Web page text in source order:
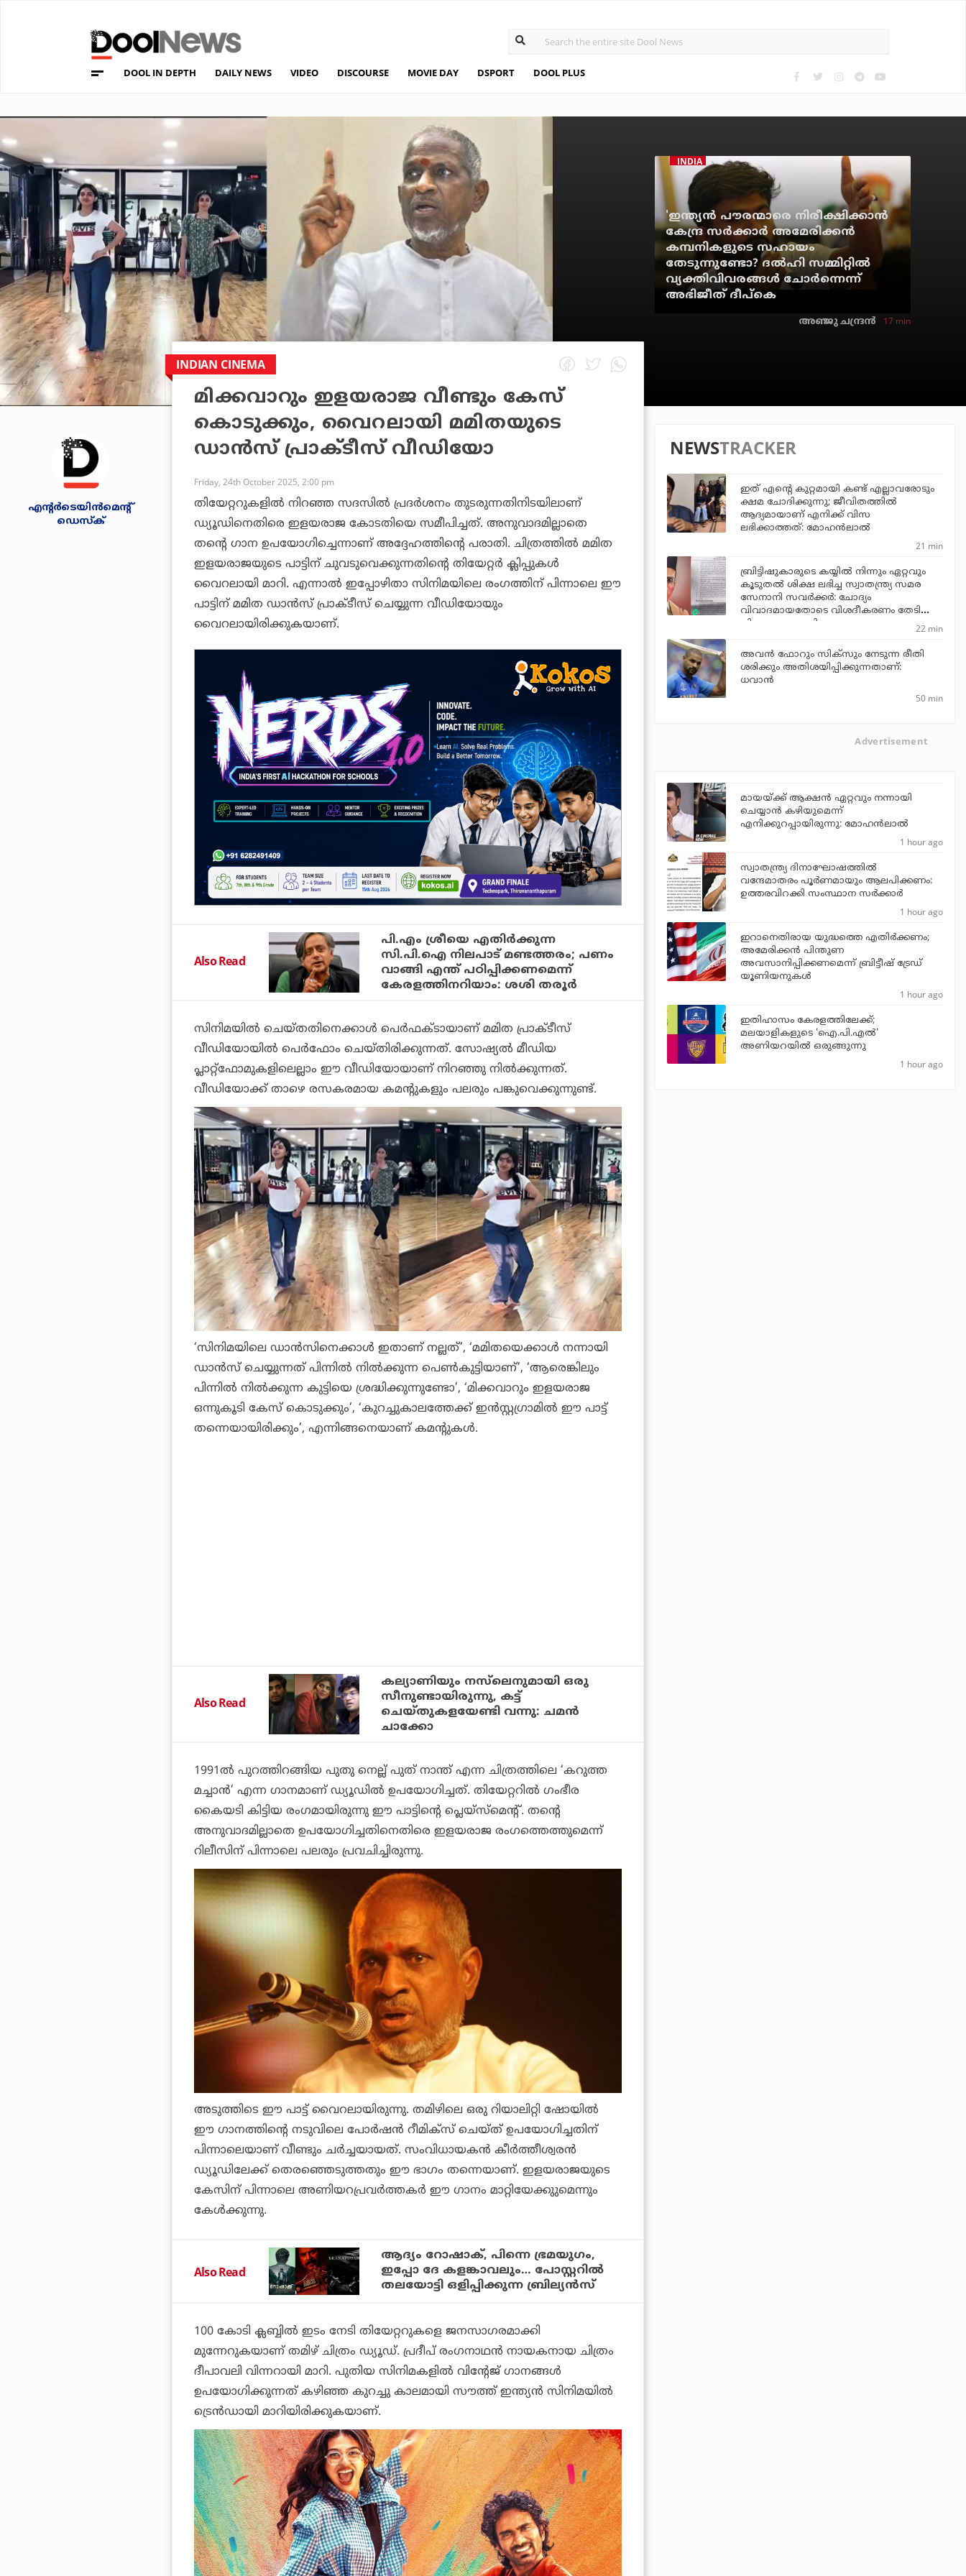
DOOL IN DEPTH DAILY NEWS VIDEO DISCOURSE MOVIE DAY DSPORT DOOL PLUS
INDIA
'ഇന്ത്യന്‍ പൗരന്മാരെ നിരീക്ഷിക്കാന്‍
കേന്ദ്ര സര്‍ക്കാര്‍ അമേരിക്കന്‍
കമ്പനികളുടെ സഹായം
തേടുന്നുണ്ടോ? ദല്‍ഹി സമ്മിറ്റില്‍
വ്യക്തിവിവരങ്ങള്‍ ചോര്‍ന്നെന്ന്
അഭിജീത് ദീപ്‌കെ
അഞ്ജു ചന്ദ്രന്‍ 17 min
എന്റര്‍ടെയിന്‍മെന്റ്
ഡെസ്‌ക്
INDIAN CINEMA
മിക്കവാറും ഇളയരാജ വീണ്ടും കേസ്
കൊടുക്കും, വൈറലായി മമിതയുടെ
ഡാന്‍സ് പ്രാക്ടീസ് വീഡിയോ
Friday, 24th October 2025, 2:00 pm
തിയേറ്ററുകളില്‍ നിറഞ്ഞ സദസില്‍ പ്രദര്‍ശനം തുടരുന്നതിനിടയിലാണ്
ഡ്യൂഡിനെതിരെ ഇളയരാജ കോടതിയെ സമീപിച്ചത്. അനുവാദമില്ലാതെ
തന്റെ ഗാന ഉപയോഗിച്ചെന്നാണ് അദ്ദേഹത്തിന്റെ പരാതി. ചിത്രത്തില്‍ മമിത
ഇളയരാജയുടെ പാട്ടിന് ചുവടുവെക്കുന്നതിന്റെ തിയേറ്റര്‍ ക്ലിപ്പുകള്‍
വൈറലായി മാറി. എന്നാല്‍ ഇപ്പോഴിതാ സിനിമയിലെ രംഗത്തിന് പിന്നാലെ ഈ
പാട്ടിന് മമിത ഡാന്‍സ് പ്രാക്ടീസ് ചെയ്യുന്ന വീഡിയോയും
വൈറലായിരിക്കുകയാണ്.
Also Read
പി.എം ശ്രീയെ എതിര്‍ക്കുന്ന
സി.പി.ഐ നിലപാട് മണ്ടത്തരം; പണം
വാങ്ങി എന്ത് പഠിപ്പിക്കണമെന്ന്
കേരളത്തിനറിയാം: ശശി തരൂര്‍
സിനിമയില്‍ ചെയ്തതിനെക്കാള്‍ പെര്‍ഫക്ടായാണ് മമിത പ്രാക്ടീസ്
വീഡിയോയില്‍ പെര്‍ഫോം ചെയ്തിരിക്കുന്നത്. സോഷ്യല്‍ മീഡിയ
പ്ലാറ്റ്‌ഫോമുകളിലെല്ലാം ഈ വീഡിയോയാണ് നിറഞ്ഞു നില്‍ക്കുന്നത്.
വീഡിയോക്ക് താഴെ രസകരമായ കമന്റുകളും പലരും പങ്കുവെക്കുന്നുണ്ട്.
‘സിനിമയിലെ ഡാന്‍സിനെക്കാള്‍ ഇതാണ് നല്ലത്’, ‘മമിതയെക്കാള്‍ നന്നായി
ഡാന്‍സ് ചെയ്യുന്നത് പിന്നില്‍ നില്‍ക്കുന്ന പെണ്‍കുട്ടിയാണ്’, ‘ആരെങ്കിലും
പിന്നില്‍ നില്‍ക്കുന്ന കുട്ടിയെ ശ്രദ്ധിക്കുന്നുണ്ടോ’, ‘മിക്കവാറും ഇളയരാജ
ഒന്നുകൂടി കേസ് കൊടുക്കും’, ‘കുറച്ചുകാലത്തേക്ക് ഇന്‍സ്റ്റഗ്രാമില്‍ ഈ പാട്ട്
തന്നെയായിരിക്കും’, എന്നിങ്ങനെയാണ് കമന്റുകള്‍.
Also Read
കല്യാണിയും നസ്‌ലെനുമായി ഒരു
സീനുണ്ടായിരുന്നു, കട്ട്
ചെയ്തുകളയേണ്ടി വന്നു: ചമന്‍
ചാക്കോ
1991ല്‍ പുറത്തിറങ്ങിയ പുതു നെല്ല് പുത് നാന്ത്എന്ന ചിത്രത്തിലെ ‘കറുത്ത
മച്ചാന്‍’ എന്ന ഗാനമാണ് ഡ്യൂഡില്‍ ഉപയോഗിച്ചത്. തിയേറ്ററില്‍ ഗംഭീര
കൈയടി കിട്ടിയ രംഗമായിരുന്നു ഈ പാട്ടിന്റെ പ്ലെയ്‌സ്‌മെന്റ്. തന്റെ
അനുവാദമില്ലാതെ ഉപയോഗിച്ചതിനെതിരെ ഇളയരാജ രംഗത്തെത്തുമെന്ന്
റിലീസിന് പിന്നാലെ പലരും പ്രവചിച്ചിരുന്നു.
അടുത്തിടെ ഈ പാട്ട് വൈറലായിരുന്നു. തമിഴിലെ ഒരു റിയാലിറ്റി ഷോയില്‍
ഈ ഗാനത്തിന്റെ നടുവിലെ പോര്‍ഷന്‍ റീമിക്‌സ് ചെയ്ത് ഉപയോഗിച്ചതിന്
പിന്നാലെയാണ് വീണ്ടും ചര്‍ച്ചയായത്. സംവിധായകന്‍ കീര്‍ത്തീശ്വരന്‍
ഡ്യൂഡിലേക്ക് തെരഞ്ഞെടുത്തതും ഈ ഭാഗം തന്നെയാണ്. ഇളയരാജയുടെ
കേസിന് പിന്നാലെ അണിയറപ്രവര്‍ത്തകര്‍ ഈ ഗാനം മാറ്റിയേക്കുുമെന്നും
കേള്‍ക്കുന്നു.
Also Read
ആദ്യം റോഷാക്, പിന്നെ ഭ്രമയുഗം,
ഇപ്പോ ദേ കളങ്കാവലും… പോസ്റ്ററില്‍
തലയോട്ടി ഒളിപ്പിക്കുന്ന ബ്രില്യന്‍സ്
100 കോടി ക്ലബ്ബില്‍ ഇടം നേടി തിയേറ്ററുകളെ ജനസാഗരമാക്കി
മുന്നേറുകയാണ് തമിഴ് ചിത്രം ഡ്യൂഡ്. പ്രദീപ് രംഗനാഥന്‍ നായകനായ ചിത്രം
ദീപാവലി വിന്നറായി മാറി. പുതിയ സിനിമകളില്‍ വിന്റേജ് ഗാനങ്ങള്‍
ഉപയോഗിക്കുന്നത് കഴിഞ്ഞ കുറച്ചു കാലമായി സൗത്ത് ഇന്ത്യന്‍ സിനിമയില്‍
ട്രെന്‍ഡായി മാറിയിരിക്കുകയാണ്.
NEWSTRACKER
ഇത് എന്റെ കുറ്റമായി കണ്ട് എല്ലാവരോടും
ക്ഷമ ചോദിക്കുന്നു; ജീവിതത്തിൽ
ആദ്യമായാണ് എനിക്ക് വിസ
ലഭിക്കാത്തത്: മോഹൻലാൽ
21 min
ബ്രിട്ടിഷുകാരുടെ കയ്യില്‍ നിന്നും ഏറ്റവും
കൂടുതല്‍ ശിക്ഷ ലഭിച്ച സ്വാതന്ത്ര്യ സമര
സേനാനി സവര്‍ക്കര്‍: ചോദ്യം
വിവാദമായതോടെ വിശദീകരണം തേടി
വിദ്യാഭ്യാസ മന്ത്രി
22 min
അവന്‍ ഫോറും സിക്സും നേടുന്ന രീതി
ശരിക്കും അതിശയിപ്പിക്കുന്നതാണ്:
ധവാന്‍
50 min
Advertisement
മായയ്ക്ക് ആക്ഷന്‍ ഏറ്റവും നന്നായി
ചെയ്യാന്‍ കഴിയുമെന്ന്
എനിക്കുറപ്പായിരുന്നു: മോഹന്‍ലാല്‍
1 hour ago
സ്വാതന്ത്ര്യ ദിനാഘോഷത്തില്‍
വന്ദേമാതരം പൂര്‍ണമായും ആലപിക്കണം:
ഉത്തരവിറക്കി സംസ്ഥാന സര്‍ക്കാര്‍
1 hour ago
ഇറാനെതിരായ യുദ്ധത്തെ എതിര്‍ക്കണം;
അമേരിക്കന്‍ പിന്തുണ
അവസാനിപ്പിക്കണമെന്ന് ബ്രിട്ടീഷ് ട്രേഡ്
യൂണിയനുകള്‍
1 hour ago
ഇതിഹാസം കേരളത്തിലേക്ക്;
മലയാളികളുടെ 'ഐ.പി.എല്‍'
അണിയറയില്‍ ഒരുങ്ങുന്നു
1 hour ago